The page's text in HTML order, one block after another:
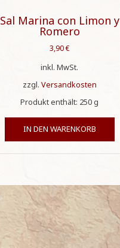
Sal Marina con Limon y
Romero
3,90€
inkl. MwSt.
zzgl. Versandkosten
Produkt enthält: 250g
IN DEN WARENKORB